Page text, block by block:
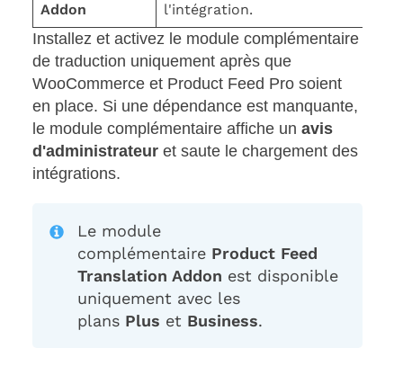
Addon
l'intégration.
Installez et activez le module complémentaire
de traduction uniquement après que
WooCommerce et Product Feed Pro soient
en place. Si une dépendance est manquante,
le module complémentaire affiche un avis
d'administrateur et saute le chargement des
intégrations.
Le module
complémentaire Product Feed
Translation Addon est disponible
uniquement avec les
plans Plus et Business.